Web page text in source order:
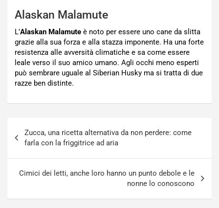
Alaskan Malamute
L’Alaskan Malamute è noto per essere uno cane da slitta
grazie alla sua forza e alla stazza imponente. Ha una forte
resistenza alle avversità climatiche e sa come essere
leale verso il suo amico umano. Agli occhi meno esperti
può sembrare uguale al Siberian Husky ma si tratta di due
razze ben distinte.
articoli
Zucca, una ricetta alternativa da non perdere: come
farla con la friggitrice ad aria
Cimici dei letti, anche loro hanno un punto debole e le
nonne lo conoscono